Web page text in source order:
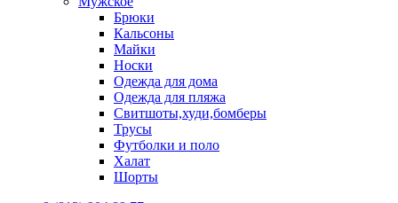
Брюки
Кальсоны
Майки
Носки
Одежда для дома
Одежда для пляжа
Свитшоты,худи,бомберы
Трусы
Футболки и поло
Халат
Шорты